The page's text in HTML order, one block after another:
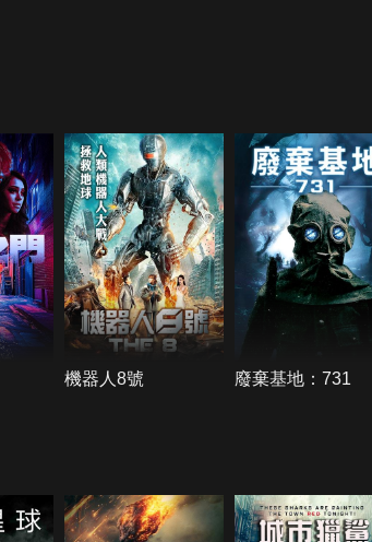
機器人8號 廢棄基地：731